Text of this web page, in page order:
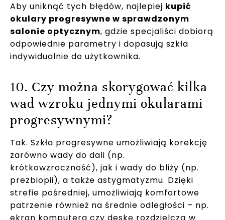
Aby uniknąć tych błędów, najlepiej kupić
okulary progresywne w sprawdzonym
salonie optycznym, gdzie specjaliści dobiorą
odpowiednie parametry i dopasują szkła
indywidualnie do użytkownika.
10. Czy można skorygować kilka
wad wzroku jednymi okularami
progresywnymi?
Tak. Szkła progresywne umożliwiają korekcję
zarówno wady do dali (np.
krótkowzroczność), jak i wady do bliży (np.
prezbiopii), a także astygmatyzmu. Dzięki
strefie pośredniej, umożliwiają komfortowe
patrzenie również na średnie odległości – np.